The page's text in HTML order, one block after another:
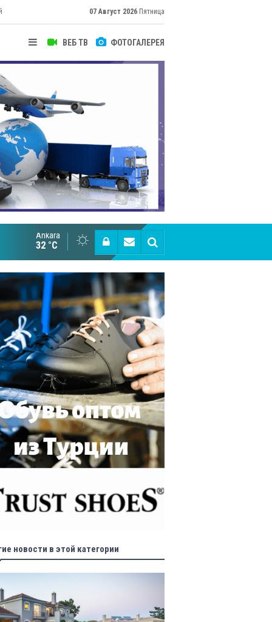
07 Август 2026 Пятница
ВЕБ ТВ ФОТОГАЛЕРЕЯ
Cottonhill покоряет мировые рынки
Ankara
32 °C
новости в этой категории